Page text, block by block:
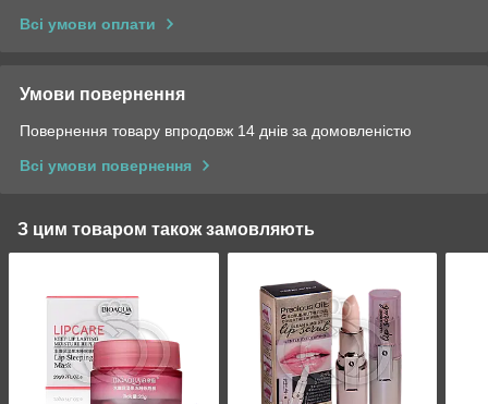
Всі умови оплати
Умови повернення
Повернення товару впродовж 14 днів за домовленістю
Всі умови повернення
З цим товаром також замовляють